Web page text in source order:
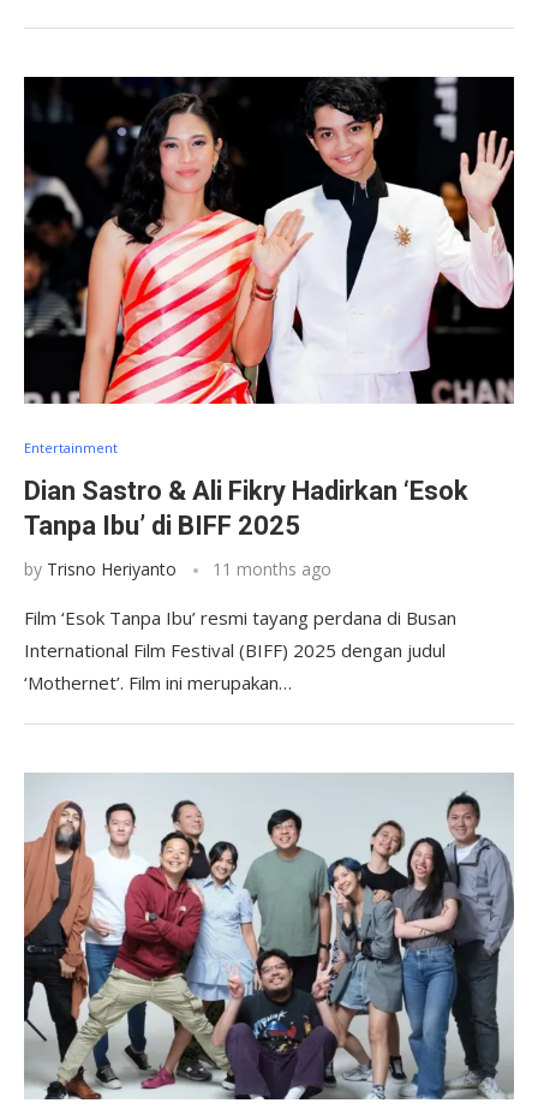
Entertainment
Dian Sastro & Ali Fikry Hadirkan ‘Esok
Tanpa Ibu’ di BIFF 2025
by Trisno Heriyanto 11 months ago
Film ‘Esok Tanpa Ibu’ resmi tayang perdana di Busan
International Film Festival (BIFF) 2025 dengan judul
‘Mothernet’. Film ini merupakan…